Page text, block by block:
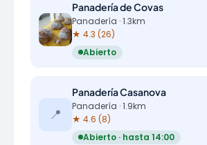
Panadería de Covas
Panadería · 1.3km
★ 4.3 (26)
Abierto
📍
Panadería Casanova
Panadería · 1.9km
★ 4.6 (8)
Abierto · hasta 14:00